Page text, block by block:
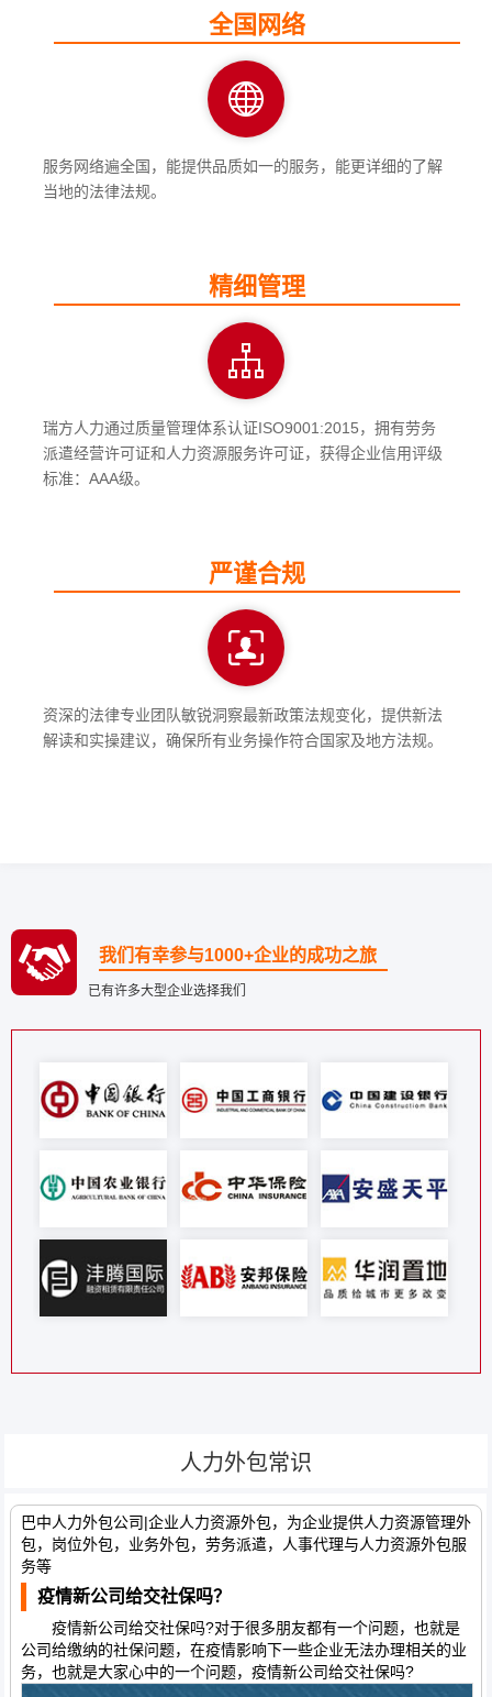
全国网络
服务网络遍全国，能提供品质如一的服务，能更详细的了解
当地的法律法规。
精细管理
瑞方人力通过质量管理体系认证ISO9001:2015，拥有劳务
派遣经营许可证和人力资源服务许可证，获得企业信用评级
标准：AAA级。
严谨合规
资深的法律专业团队敏锐洞察最新政策法规变化，提供新法
解读和实操建议，确保所有业务操作符合国家及地方法规。
我们有幸参与1000+企业的成功之旅
已有许多大型企业选择我们
人力外包常识
巴中人力外包公司|企业人力资源外包，为企业提供人力资源管理外
包，岗位外包，业务外包，劳务派遣，人事代理与人力资源外包服
务等
疫情新公司给交社保吗？
疫情新公司给交社保吗?对于很多朋友都有一个问题，也就是
公司给缴纳的社保问题，在疫情影响下一些企业无法办理相关的业
务，也就是大家心中的一个问题，疫情新公司给交社保吗?